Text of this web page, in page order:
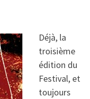
Déjà, la
troisième
édition du
Festival, et
toujours